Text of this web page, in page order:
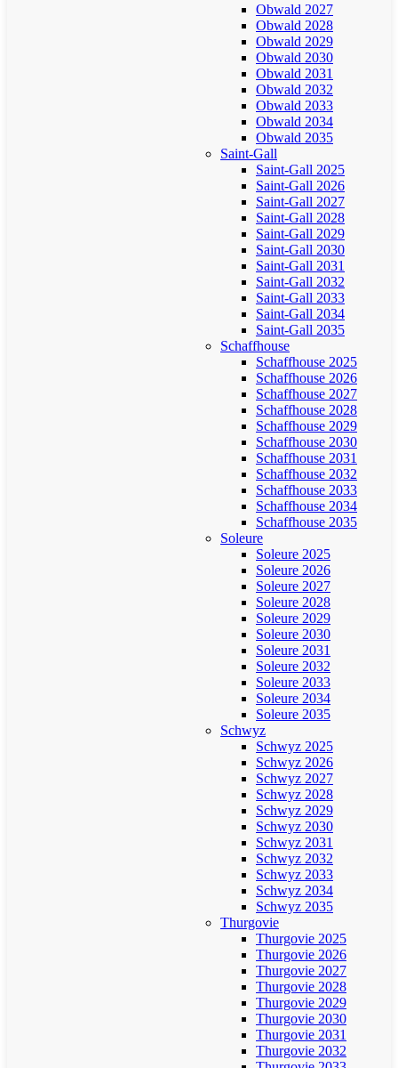
Obwald 2027
Obwald 2028
Obwald 2029
Obwald 2030
Obwald 2031
Obwald 2032
Obwald 2033
Obwald 2034
Obwald 2035
Saint-Gall
Saint-Gall 2025
Saint-Gall 2026
Saint-Gall 2027
Saint-Gall 2028
Saint-Gall 2029
Saint-Gall 2030
Saint-Gall 2031
Saint-Gall 2032
Saint-Gall 2033
Saint-Gall 2034
Saint-Gall 2035
Schaffhouse
Schaffhouse 2025
Schaffhouse 2026
Schaffhouse 2027
Schaffhouse 2028
Schaffhouse 2029
Schaffhouse 2030
Schaffhouse 2031
Schaffhouse 2032
Schaffhouse 2033
Schaffhouse 2034
Schaffhouse 2035
Soleure
Soleure 2025
Soleure 2026
Soleure 2027
Soleure 2028
Soleure 2029
Soleure 2030
Soleure 2031
Soleure 2032
Soleure 2033
Soleure 2034
Soleure 2035
Schwyz
Schwyz 2025
Schwyz 2026
Schwyz 2027
Schwyz 2028
Schwyz 2029
Schwyz 2030
Schwyz 2031
Schwyz 2032
Schwyz 2033
Schwyz 2034
Schwyz 2035
Thurgovie
Thurgovie 2025
Thurgovie 2026
Thurgovie 2027
Thurgovie 2028
Thurgovie 2029
Thurgovie 2030
Thurgovie 2031
Thurgovie 2032